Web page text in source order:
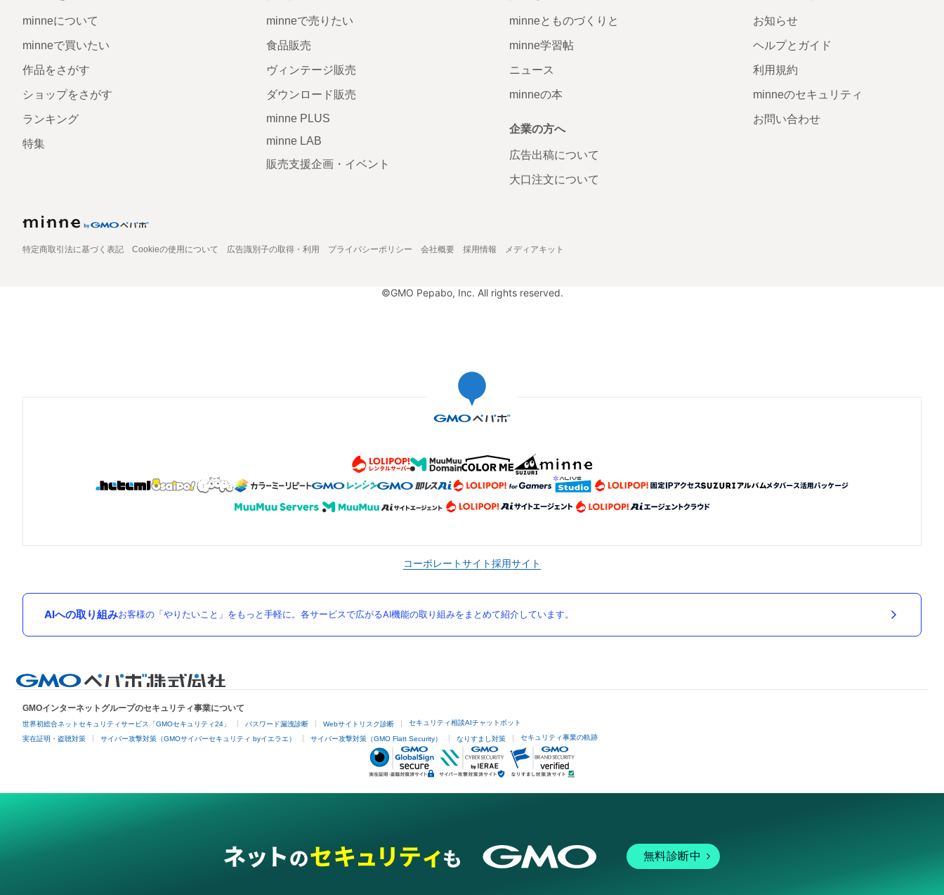
minneについて
minneで買いたい
作品をさがす
ショップをさがす
ランキング
特集
minneで売りたい
食品販売
ヴィンテージ販売
ダウンロード販売
minne PLUS
minne LAB
販売支援企画・イベント
minneとものづくりと
minne学習帖
ニュース
minneの本
企業の方へ
広告出稿について
大口注文について
お知らせ
ヘルプとガイド
利用規約
minneのセキュリティ
お問い合わせ
特定商取引法に基づく表記 Cookieの使用について 広告識別子の取得・利用 プライバシーポリシー 会社概要 採用情報 メディアキット
©GMO Pepabo, Inc. All rights reserved.
コーポレートサイト採用サイト
AIへの取り組みお客様の「やりたいこと」をもっと手軽に。各サービスで広がるAI機能の取り組みをまとめて紹介しています。
GMOインターネットグループのセキュリティ事業について
世界初総合ネットセキュリティサービス「GMOセキュリティ24」 パスワード漏洩診断 Webサイトリスク診断 セキュリティ相談AIチャットボット
実在証明・盗聴対策 サイバー攻撃対策（GMOサイバーセキュリティ byイエラエ） サイバー攻撃対策（GMO Flatt Security） なりすまし対策 セキュリティ事業の軌跡
無料診断中